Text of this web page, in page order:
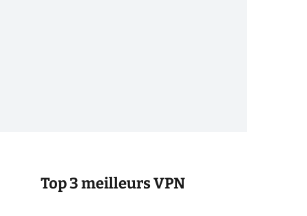
Top 3 meilleurs VPN